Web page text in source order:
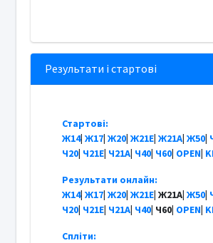
Результати і стартові
Стартові:
Ж14| Ж17| Ж20| Ж21Е| Ж21А| Ж50|
Ч20| Ч21Е| Ч21А| Ч40| Ч60| OPEN|
Результати онлайн:
Ж14| Ж17| Ж20| Ж21Е| Ж21А| Ж50|
Ч20| Ч21Е| Ч21А| Ч40| Ч60| OPEN|
Спліти: